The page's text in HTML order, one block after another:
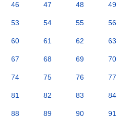
46 47 48 49
53 54 55 56
60 61 62 63
67 68 69 70
74 75 76 77
81 82 83 84
88 89 90 91